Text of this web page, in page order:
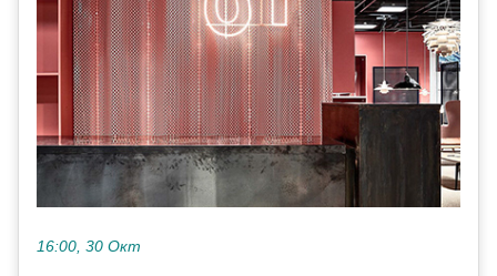
16:00, 30 Окт